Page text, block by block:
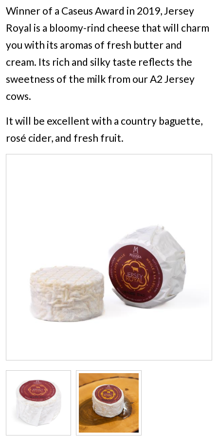
Winner of a Caseus Award in 2019, Jersey
Royal is a bloomy-rind cheese that will charm
you with its aromas of fresh butter and
cream. Its rich and silky taste reflects the
sweetness of the milk from our A2 Jersey
cows.
It will be excellent with a country baguette,
rosé cider, and fresh fruit.